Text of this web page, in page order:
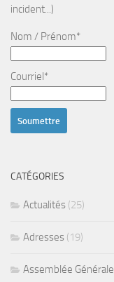
incident...)
Nom / Prénom*
Courriel*
CATÉGORIES
Actualités (25)
Adresses (19)
Assemblée Générale